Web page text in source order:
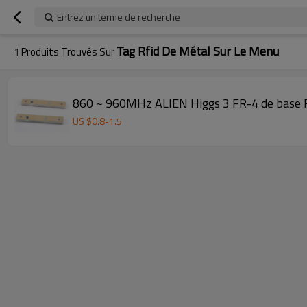
Entrez un terme de recherche
1 Produits Trouvés SurTag Rfid De Métal Sur Le Menu
860 ~ 960MHz ALIEN Higgs 3 FR-4 de base
US $0.8-1.5